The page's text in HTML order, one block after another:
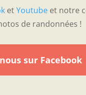
etYoutube et notre
de randonnées !
sur Facebook